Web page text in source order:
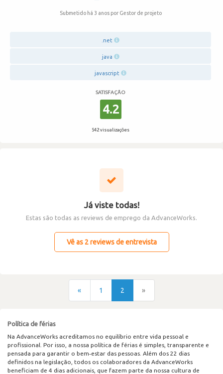
Submetido há 3 anos por Gestor de projeto
.net
java
javascript
SATISFAÇÃO
4.2
542 visualizações
Já viste todas!
Estas são todas as reviews de emprego da AdvanceWorks.
Vê as 2 reviews de entrevista
« 1 2 »
Política de férias
Na AdvanceWorks acreditamos no equilíbrio entre vida pessoal e
profissional. Por isso, a nossa política de férias é simples, transparente e
pensada para garantir o bem‑estar das pessoas. Além dos 22 dias
definidos na legislação, todos os colaboradores da AdvanceWorks
beneficiam de 4 dias adicionais, que fazem parte da nossa cultura de